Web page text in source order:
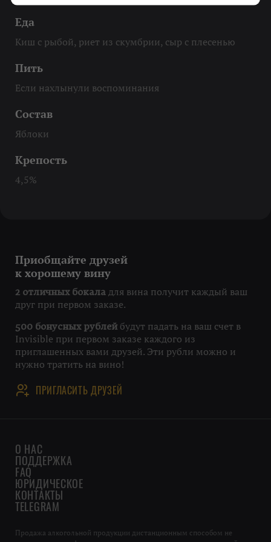
Еда
Киш с рыбой, риет из скумбрии, сыр с плесенью
Пить
Если нахлынули воспоминания
Состав
Яблоки
Крепость
4,5%
Приобщайте друзей
к хорошему вину
2 отличных бокала для вина получит каждый ваш
друг при первом заказе.
500 бонусных рублей будут падать на ваш счет в
Invisible при первом заказе каждого из
приглашенных вами друзей. Эти рубли можно и
нужно тратить на вино!
ПРИГЛАСИТЬ ДРУЗЕЙ
О НАС
ПОДДЕРЖКА
FAQ
ЮРИДИЧЕСКОЕ
КОНТАКТЫ
TELEGRAM
Продажа алкогольной продукции дистанционным способом не